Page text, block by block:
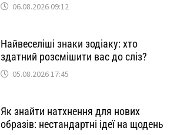
06.08.2026 09:12
Найвеселіші знаки зодіаку: хто
здатний розсмішити вас до сліз?
05.08.2026 17:45
Як знайти натхнення для нових
образів: нестандартні ідеї на щодень